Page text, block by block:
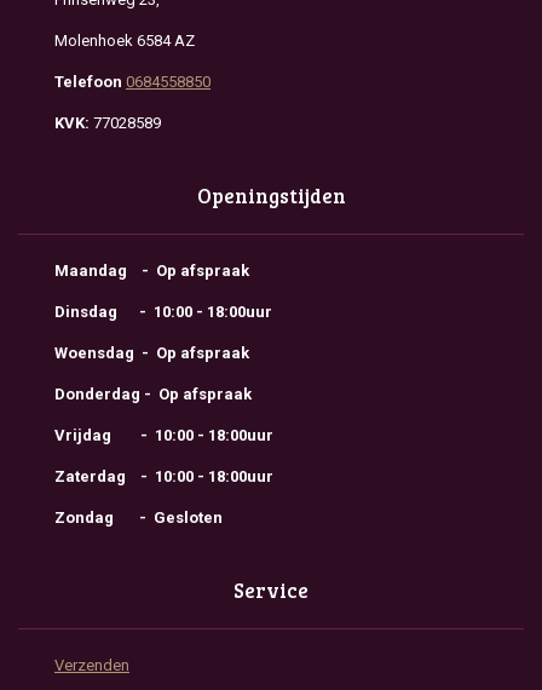
Molenhoek 6584 AZ
Telefoon 0684558850
KVK: 77028589
Openingstijden
Maandag - Op afspraak
Dinsdag - 10:00 - 18:00uur
Woensdag - Op afspraak
Donderdag - Op afspraak
Vrijdag - 10:00 - 18:00uur
Zaterdag - 10:00 - 18:00uur
Zondag - Gesloten
Service
Verzenden